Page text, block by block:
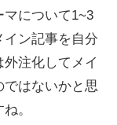
について1~3
ン記事を自分
注化してメイ
ではないかと思
。